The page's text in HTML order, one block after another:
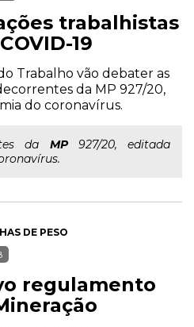
trabalhistas
19
Trabalho vão debater as
da MP 927/20,
do coronavírus.
da MP927/20, editada
DE PESO
regulamento